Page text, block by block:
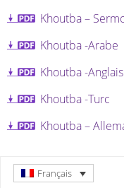
Khoutba –
Khoutba -Arabe
Khoutba -Anglais
Khoutba -Turc
Khoutba –
Français